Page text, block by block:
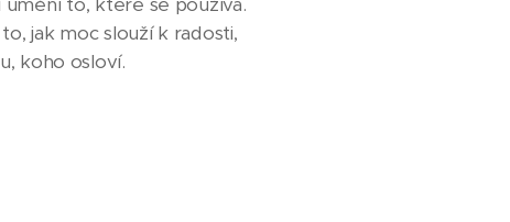
jak moc slouží k radosti,
koho osloví.